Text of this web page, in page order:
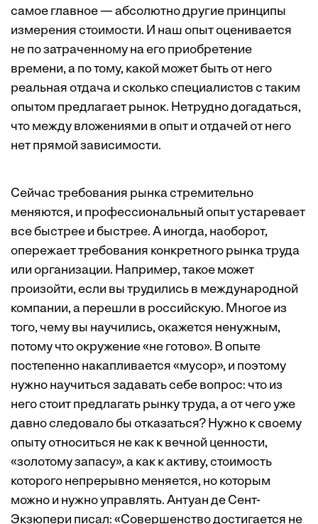
самое главное — абсолютно другие принципы
измерения стоимости. И наш опыт оценивается
не по затраченному на его приобретение
времени, а по тому, какой может быть от него
реальная отдача и сколько специалистов с таким
опытом предлагает рынок. Нетрудно догадаться,
что между вложениями в опыт и отдачей от него
нет прямой зависимости.
Сейчас требования рынка стремительно
меняются, и профессиональный опыт устаревает
все быстрее и быстрее. А иногда, наоборот,
опережает требования конкретного рынка труда
или организации. Например, такое может
произойти, если вы трудились в международной
компании, а перешли в российскую. Многое из
того, чему вы научились, окажется ненужным,
потому что окружение «не готово». В опыте
постепенно накапливается «мусор», и поэтому
нужно научиться задавать себе вопрос: что из
него стоит предлагать рынку труда, а от чего уже
давно следовало бы отказаться? Нужно к своему
опыту относиться не как к вечной ценности,
«золотому запасу», а как к активу, стоимость
которого непрерывно меняется, но которым
можно и нужно управлять. Антуан де Сент-
Экзюпери писал: «Совершенство достигается не